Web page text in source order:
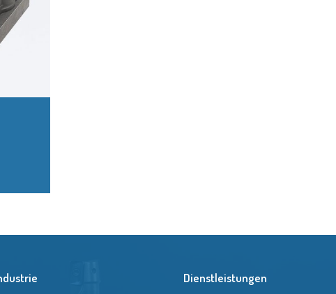
Dienstleistungen